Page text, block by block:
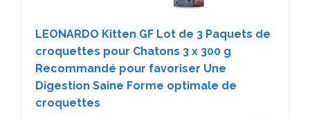
LEONARDO Kitten GF Lot de 3 Paquets de
croquettes pour Chatons 3 x 300 g
Recommandé pour favoriser Une
Digestion Saine Forme optimale de
croquettes